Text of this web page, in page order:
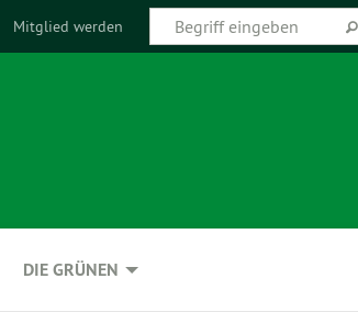
Mitglied werden
DIE GRÜNEN